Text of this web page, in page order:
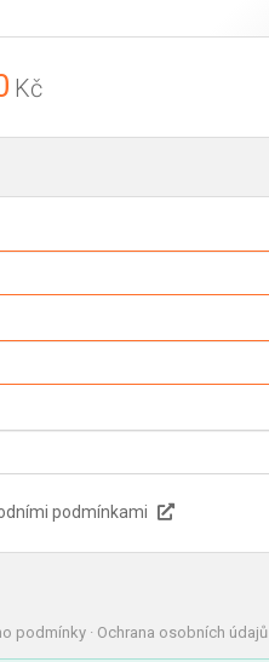
Kč
podmínkami
podmínky · Ochrana osobních údajů